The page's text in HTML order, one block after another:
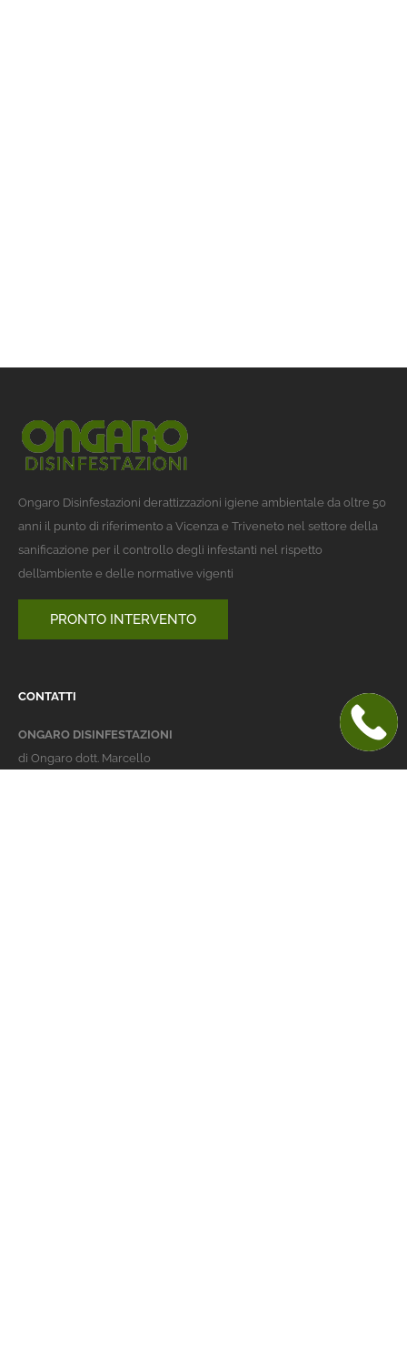
Ongaro Disinfestazioni derattizzazioni igiene ambientale da oltre 50
anni il punto di riferimento a Vicenza e Triveneto nel settore della
sanificazione per il controllo degli infestanti nel rispetto
dell’ambiente e delle normative vigenti
PRONTO INTERVENTO
CONTATTI
ONGARO DISINFESTAZIONI
di Ongaro dott. Marcello